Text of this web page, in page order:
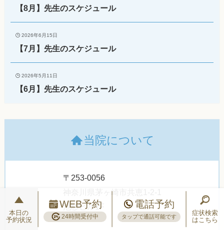
【8月】先生のスケジュール
2026年6月15日
【7月】先生のスケジュール
2026年5月11日
【6月】先生のスケジュール
当院について
〒253-0056
神奈川県茅ヶ崎市共恵1-2-1
池杉ビル1F
本日の
予約状況
WEB予約
24時間受付中
電話予約
タップで通話可能です
症状検索
はこちら